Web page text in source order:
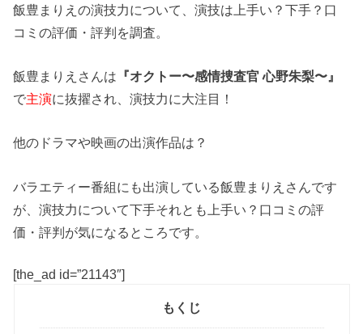
飯豊まりえの演技力について、演技は上手い？下手？口
コミの評価・評判を調査。
飯豊まりえさんは 『オクトー〜感情捜査官 心野朱梨〜』
で主演に抜擢され、演技力に大注目！
他のドラマや映画の出演作品は？
バラエティー番組にも出演している飯豊まりえさんです
が、演技力について下手それとも上手い？口コミの評
価・評判が気になるところです。
[the_ad id=”21143″]
もくじ